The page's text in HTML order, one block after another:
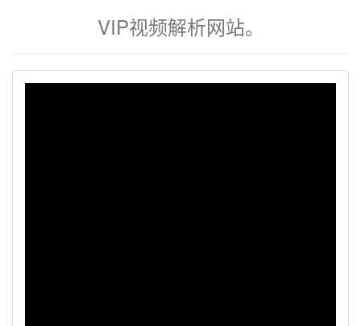
VIP视频解析网站。